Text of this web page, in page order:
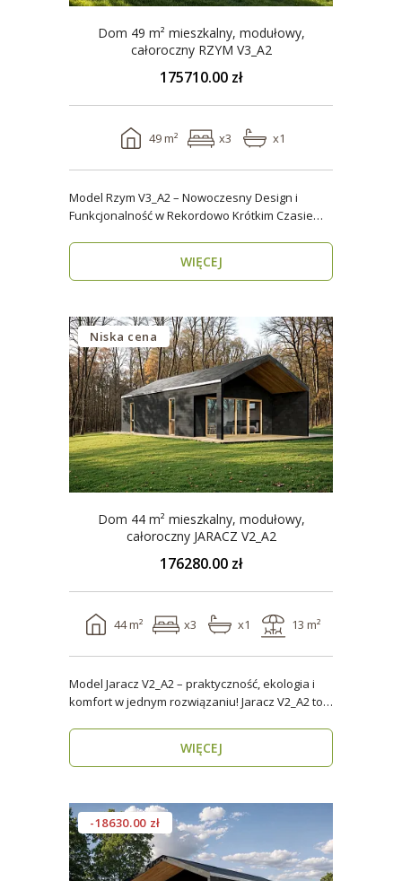
Dom 49 m² mieszkalny, modułowy,
całoroczny RZYM V3_A2
175710.00 zł
49 m² x3 x1
Model Rzym V3_A2 – Nowoczesny Design i
Funkcjonalność w Rekordowo Krótkim Czasie
WIĘCEJ
Niska cena
Dom 44 m² mieszkalny, modułowy,
całoroczny JARACZ V2_A2
176280.00 zł
44 m² x3 x1 13 m²
Model Jaracz V2_A2 – praktyczność, ekologia i
komfort w jednym rozwiązaniu! Jaracz V2_A2 to
WIĘCEJ
-18630.00 zł